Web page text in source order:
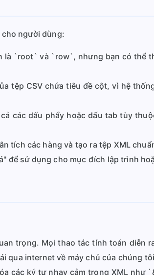
người dùng:
là `root` và `row`, nhưng bạn có thể
tệp CSV chứa tiêu đề cột, vì hệ
các dấu phẩy hoặc dấu tab tùy
tích các hàng và tạo ra tệp XML
để sử dụng cho mục đích lập trình
trọng. Mọi thao tác tính toán diễn
qua internet về máy chủ của chúng
các ký tự nhạy cảm trong XML